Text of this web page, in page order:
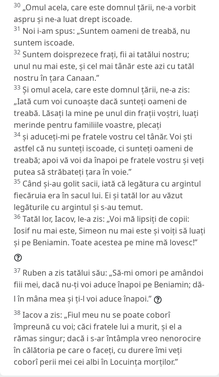
30 „Omul acela, care este domnul țării, ne-a vorbit
aspru și ne-a luat drept iscoade.
31 Noi i-am spus: „Suntem oameni de treabă, nu
suntem iscoade.
32 Suntem doisprezece frați, fii ai tatălui nostru;
unul nu mai este, și cel mai tânăr este azi cu tatăl
nostru în țara Canaan.”
33 Și omul acela, care este domnul țării, ne-a zis:
„Iată cum voi cunoaște dacă sunteți oameni de
treabă. Lăsați la mine pe unul din frații voștri, luați
merinde pentru familiile voastre, plecați
34 și aduceți-mi pe fratele vostru cel tânăr. Voi ști
astfel că nu sunteți iscoade, ci sunteți oameni de
treabă; apoi vă voi da înapoi pe fratele vostru și veți
putea să străbateți țara în voie.”
35 Când și-au golit sacii, iată că legătura cu argintul
fiecăruia era în sacul lui. Ei și tatăl lor au văzut
legăturile cu argintul și s-au temut.
36 Tatăl lor, Iacov, le-a zis: „Voi mă lipsiți de copii:
Iosif nu mai este, Simeon nu mai este și voiți să luați
și pe Beniamin. Toate acestea pe mine mă lovesc!”
37 Ruben a zis tatălui său: „Să-mi omori pe amândoi
fiii mei, dacă nu-ți voi aduce înapoi pe Beniamin; dă-
l în mâna mea și ți-l voi aduce înapoi.”
38 Iacov a zis: „Fiul meu nu se poate coborî
împreună cu voi; căci fratele lui a murit, și el a
rămas singur; dacă i s-ar întâmpla vreo nenorocire
în călătoria pe care o faceți, cu durere îmi veți
coborî perii mei cei albi în Locuința morților.”